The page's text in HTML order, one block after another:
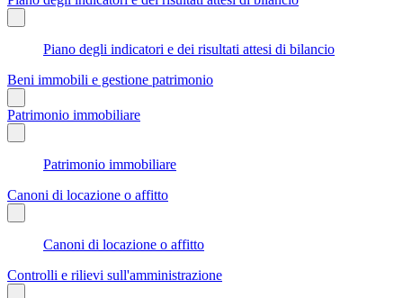
Piano degli indicatori e dei risultati attesi di bilancio
Beni immobili e gestione patrimonio
Patrimonio immobiliare
Patrimonio immobiliare
Canoni di locazione o affitto
Canoni di locazione o affitto
Controlli e rilievi sull'amministrazione